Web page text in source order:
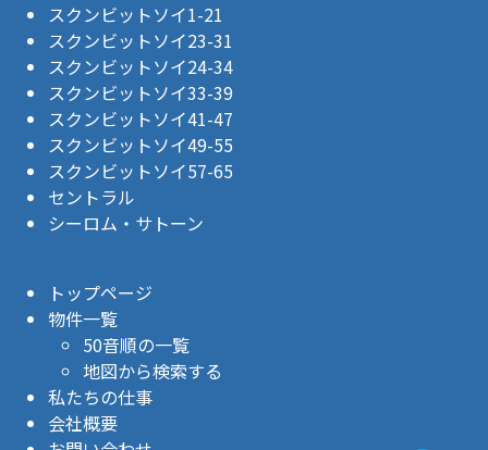
スクンビットソイ1-21
スクンビットソイ23-31
スクンビットソイ24-34
スクンビットソイ33-39
スクンビットソイ41-47
スクンビットソイ49-55
スクンビットソイ57-65
セントラル
シーロム・サトーン
トップページ
物件一覧
50音順の一覧
地図から検索する
私たちの仕事
会社概要